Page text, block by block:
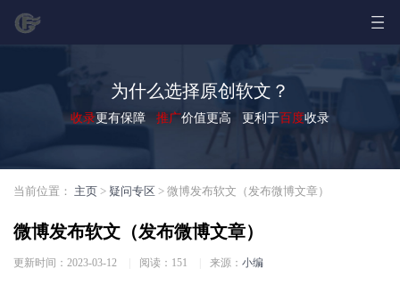
为什么选择原创软文？
收录更有保障 推广价值更高 更利于百度收录
当前位置： 主页 > 疑问专区 > 微博发布软文（发布微博文章）
微博发布软文（发布微博文章）
更新时间：2023-03-12 阅读： 151 来源： 小编